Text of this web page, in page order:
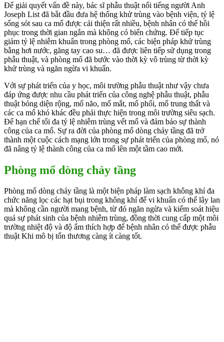
Để giải quyết vấn đề này, bác sĩ phẫu thuật nổi tiếng người Anh
Joseph List đã bắt đầu đưa hệ thống khử trùng vào bệnh viện, tỷ lệ
sống sót sau ca mổ được cải thiện rất nhiều, bệnh nhân có thể hồi
phục trong thời gian ngắn mà không có biến chứng. Để tiếp tục
giảm tỷ lệ nhiễm khuẩn trong phòng mổ, các biện pháp khử trùng
bằng hơi nước, găng tay cao su… đã được liên tiếp sử dụng trong
phẫu thuật, và phòng mổ đã bước vào thời kỳ vô trùng từ thời kỳ
khử trùng và ngăn ngừa vi khuẩn.
Với sự phát triển của y học, môi trường phẫu thuật như vậy chưa
đáp ứng được nhu cầu phát triển của công nghệ phẫu thuật, phẫu
thuật bỏng diện rộng, mổ não, mổ mắt, mổ phổi, mổ trung thất và
các ca mổ khó khác đều phải thực hiện trong môi trường siêu sạch.
Để hạn chế tối đa tỷ lệ nhiễm trùng vết mổ và đảm bảo sự thành
công của ca mổ. Sự ra đời của phòng mổ dòng chảy tầng đã trở
thành một cuộc cách mạng lớn trong sự phát triển của phòng mổ, nó
đã nâng tỷ lệ thành công của ca mổ lên một tầm cao mới.
Phòng mổ dòng chảy tầng
Phòng mổ dòng chảy tầng là một biện pháp làm sạch không khí đa
chức năng lọc các hạt bụi trong không khí để vi khuẩn có thể lây lan
mà không cần người mang bệnh, từ đó ngăn ngừa và kiểm soát hiệu
quả sự phát sinh của bệnh nhiễm trùng, đồng thời cung cấp một môi
trường nhiệt độ và độ ẩm thích hợp để bệnh nhân có thể được phẫu
thuật Khi mô bị tổn thương càng ít càng tốt.